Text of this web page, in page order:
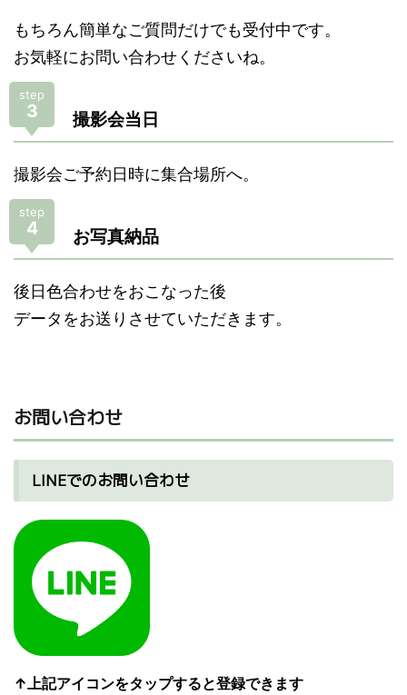
もちろん簡単なご質問だけでも受付中です。
お気軽にお問い合わせくださいね。
step
3 撮影会当日
撮影会ご予約日時に集合場所へ。
step
4 お写真納品
後日色合わせをおこなった後
データをお送りさせていただきます。
お問い合わせ
LINEでのお問い合わせ
↑上記アイコンをタップすると登録できます